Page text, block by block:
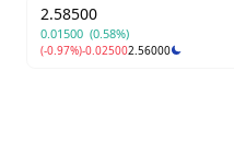
2.58500
0.01500 (0.58%)
2.56000
-0.02500
(-0.97%)